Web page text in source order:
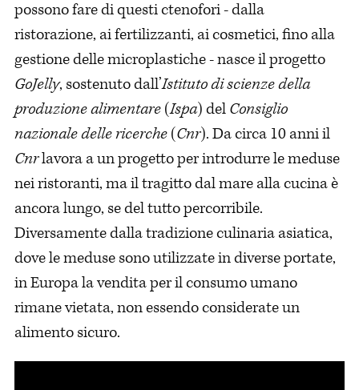
possono fare di questi ctenofori - dalla
ristorazione, ai fertilizzanti, ai cosmetici, fino alla
gestione delle microplastiche - nasce il progetto
GoJelly, sostenuto dall’Istituto di scienze della
produzione alimentare(Ispa) delConsiglio
nazionale delle ricerche(Cnr). Da circa 10 anni il
Cnrlavora a un progetto per introdurre le meduse
nei ristoranti, ma il tragitto dal mare alla cucina è
ancora lungo, se del tutto percorribile.
Diversamente dalla tradizione culinaria asiatica,
dove le meduse sono utilizzate in diverse portate,
in Europa la vendita per il consumo umano
rimane vietata, non essendo considerate un
alimento sicuro.